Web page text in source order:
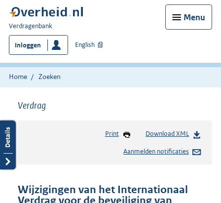
Menu
U
bent
hier:
Verdragenbank
Inloggen English
Home Zoeken
Verdrag
Print Download XML
Aanmelden notificaties
Wijzigingen van het Internationaal